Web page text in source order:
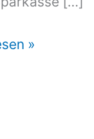
»